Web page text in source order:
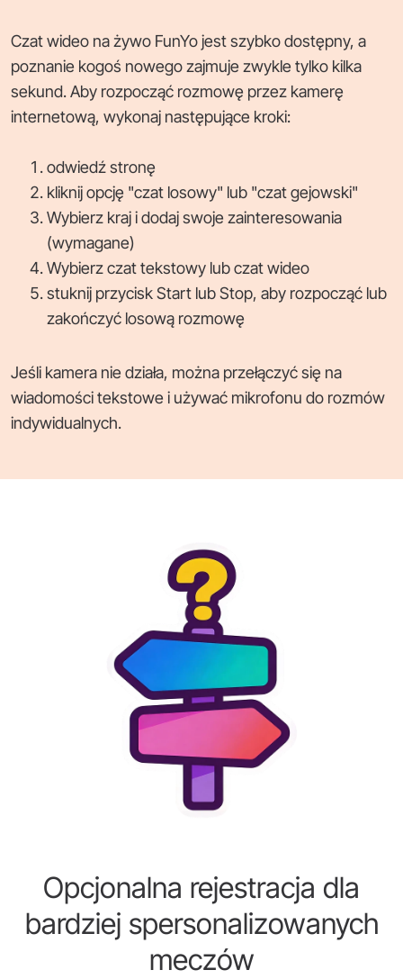
Czat wideo na żywo FunYo jest szybko dostępny, a
poznanie kogoś nowego zajmuje zwykle tylko kilka
sekund. Aby rozpocząć rozmowę przez kamerę
internetową, wykonaj następujące kroki:
odwiedź stronę
kliknij opcję "czat losowy" lub "czat gejowski"
Wybierz kraj i dodaj swoje zainteresowania
(wymagane)
Wybierz czat tekstowy lub czat wideo
stuknij przycisk Start lub Stop, aby rozpocząć lub
zakończyć losową rozmowę
Jeśli kamera nie działa, można przełączyć się na
wiadomości tekstowe i używać mikrofonu do rozmów
indywidualnych.
Opcjonalna rejestracja dla
bardziej spersonalizowanych
meczów